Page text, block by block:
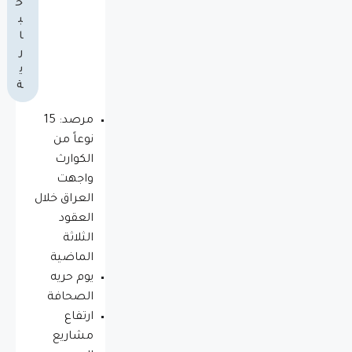
خ
ب
ا
ر
ي
ة
مرصد: 15
نوعاً من
الكوارث
واجهت
العراق خلال
العقود
الثلاثة
الماضية
يوم حريه
الصحافة
ارتفاع
مشاريع